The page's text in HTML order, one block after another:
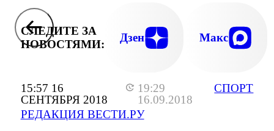
15:57 16
СЕНТЯБРЯ 2018
19:29
16.09.2018
РЕДАКЦИЯ ВЕСТИ.РУ
СПОРТ
СЛЕДИТЕ ЗА
НОВОСТЯМИ:
Дзен Макс